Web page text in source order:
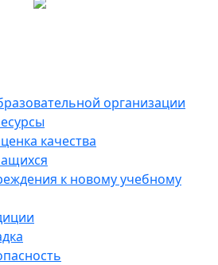
организации
качества
к новому учебному